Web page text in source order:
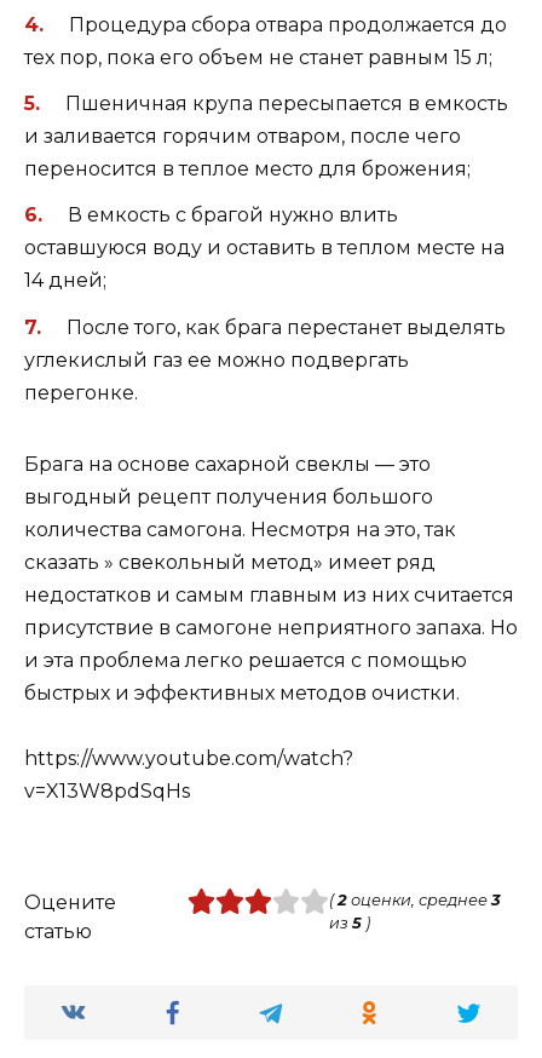
Процедура сбора отвара продолжается до
тех пор, пока его объем не станет равным 15 л;
Пшеничная крупа пересыпается в емкость
и заливается горячим отваром, после чего
переносится в теплое место для брожения;
В емкость с брагой нужно влить
оставшуюся воду и оставить в теплом месте на
14 дней;
После того, как брага перестанет выделять
углекислый газ ее можно подвергать
перегонке.
Брага на основе сахарной свеклы — это
выгодный рецепт получения большого
количества самогона. Несмотря на это, так
сказать » свекольный метод» имеет ряд
недостатков и самым главным из них считается
присутствие в самогоне неприятного запаха. Но
и эта проблема легко решается с помощью
быстрых и эффективных методов очистки.
https://www.youtube.com/watch?
v=X13W8pdSqHs
Оцените
статью
(2оценки, среднее3
из 5)